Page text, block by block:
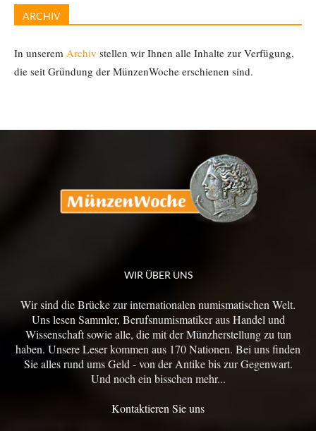
ARCHIV
In unserem Archiv stellen wir Ihnen alle Inhalte zur Verfügung,
die seit Gründung der MünzenWoche erschienen sind.
WIR ÜBER UNS
Wir sind die Brücke zur internationalen numismatischen Welt.
Uns lesen Sammler, Berufsnumismatiker aus Handel und
Wissenschaft sowie alle, die mit der Münzherstellung zu tun
haben. Unsere Leser kommen aus 170 Nationen. Bei uns finden
Sie alles rund ums Geld - von der Antike bis zur Gegenwart.
Und noch ein bisschen mehr...
Kontaktieren Sie uns